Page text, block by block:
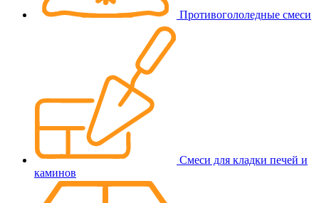
Противогололедные смеси
Смеси для кладки печей и
каминов